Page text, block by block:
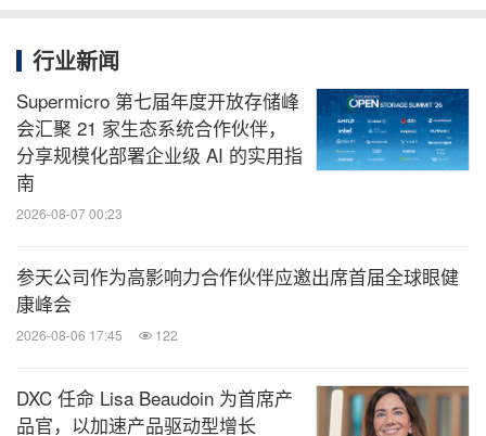
行业新闻
Supermicro 第七届年度开放存储峰
会汇聚 21 家生态系统合作伙伴，
分享规模化部署企业级 AI 的实用指
南
2026-08-07 00:23
参天公司作为高影响力合作伙伴应邀出席首届全球眼健
康峰会
2026-08-06 17:45 122
DXC 任命 Lisa Beaudoin 为首席产
品官，以加速产品驱动型增长